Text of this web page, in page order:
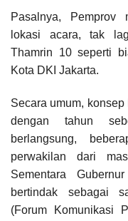
Pasalnya, Pemprov
lokasi acara, tak
Thamrin 10 seperti
Kota DKI Jakarta.
Secara umum,
dengan tahun
berlangsung,
perwakilan dari
Sementara
bertindak sebagai
(Forum Komunikasi